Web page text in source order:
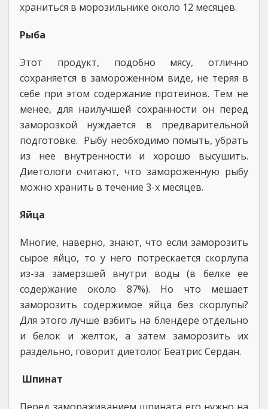
храниться в морозильнике около 12 месяцев.
Рыба
Этот продукт, подобно мясу, отлично
сохраняется в замороженном виде, не теряя в
себе при этом содержание протеинов. Тем не
менее, для наилучшей сохранности он перед
заморозкой нуждается в предварительной
подготовке. Рыбу необходимо помыть, убрать
из нее внутренности и хорошо высушить.
Диетологи считают, что замороженную рыбу
можно хранить в течение 3-х месяцев.
Яйца
Многие, наверно, знают, что если заморозить
сырое яйцо, то у него потрескается скорлупа
из-за замерзшей внутри воды (в белке ее
содержание около 87%). Но что мешает
заморозить содержимое яйца без скорлупы?
Для этого лучше взбить на блендере отдельно
и белок и желток, а затем заморозить их
раздельно, говорит диетолог Беатрис Сердан.
Шпинат